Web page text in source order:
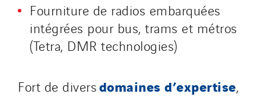
Fourniture de radios embarquées
intégrées pour bus, trams et métros
(Tetra, DMR technologies)
Fort de diversdomaines d’expertise,